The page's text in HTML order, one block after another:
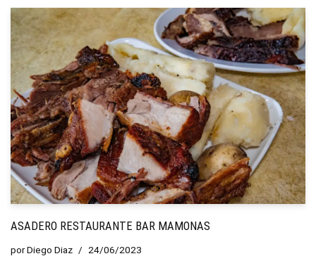
ASADERO RESTAURANTE BAR MAMONAS
porDiego Diaz 24/06/2023